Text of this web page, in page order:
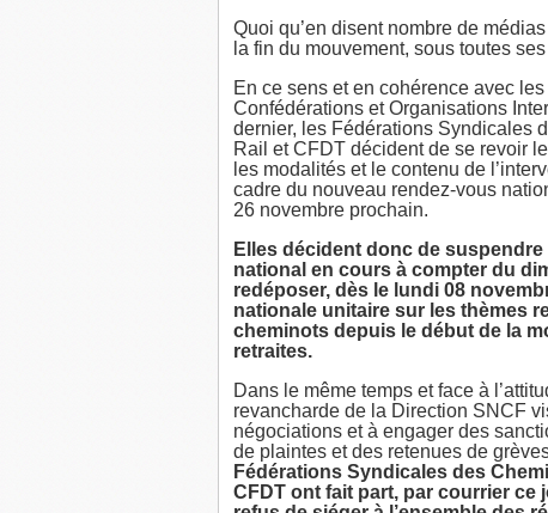
Quoi qu’en disent nombre de
la fin du mouvement, sous toutes
En ce sens et en cohérence avec
Confédérations et Organisations
dernier, les Fédérations Syndicales
Rail et CFDT décident de se revoir
les modalités et le contenu de
cadre du nouveau rendez-vous
26 novembre prochain.
Elles décident donc de
national en cours à compter du
redéposer, dès le lundi 08
nationale unitaire sur les thèmes
cheminots depuis le début de la
retraites.
Dans le même temps et face à
revancharde de la Direction SNCF
négociations et à engager des
de plaintes et des retenues de
Fédérations Syndicales des
CFDT ont fait part, par courrier ce